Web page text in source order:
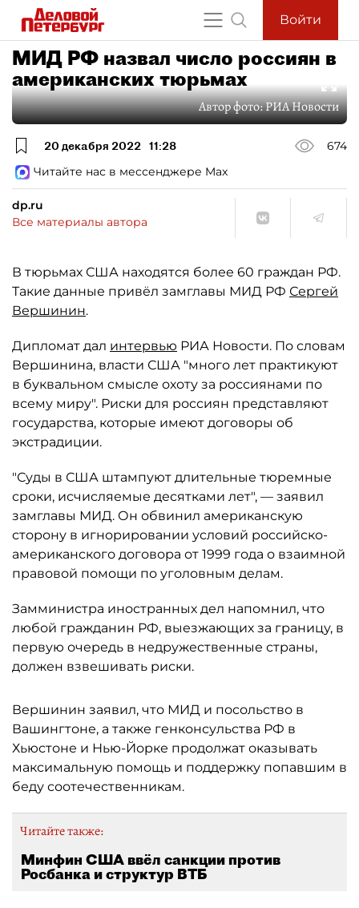
Войти
МИД РФ назвал число россиян в
американских тюрьмах
Автор фото:РИА Новости
20 декабря 2022 11:28
674
Читайте нас в мессенджере Max
dp.ru
Все материалы автора
В тюрьмах США находятся более 60 граждан РФ.
Такие данные привёл замглавы МИД РФ Сергей
Вершинин.
Дипломат дал интервью РИА Новости. По словам
Вершинина, власти США "много лет практикуют
в буквальном смысле охоту за россиянами по
всему миру". Риски для россиян представляют
государства, которые имеют договоры об
экстрадиции.
"Суды в США штампуют длительные тюремные
сроки, исчисляемые десятками лет", — заявил
замглавы МИД. Он обвинил американскую
сторону в игнорировании условий российско-
американского договора от 1999 года о взаимной
правовой помощи по уголовным делам.
Замминистра иностранных дел напомнил, что
любой гражданин РФ, выезжающих за границу, в
первую очередь в недружественные страны,
должен взвешивать риски.
Вершинин заявил, что МИД и посольство в
Вашингтоне, а также генконсульства РФ в
Хьюстоне и Нью-Йорке продолжат оказывать
максимальную помощь и поддержку попавшим в
беду соотечественникам.
Читайте также:
Минфин США ввёл санкции против
Росбанка и структур ВТБ